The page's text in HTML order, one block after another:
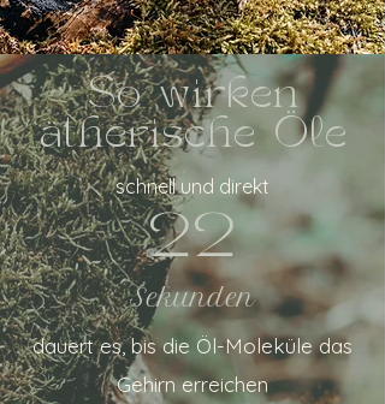
So wirken
ätherische Öle
schnell und direkt
22
Sekunden
dauert es, bis die Öl-Moleküle das
Gehirn erreichen